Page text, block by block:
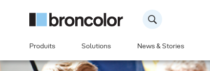
Produits Solutions News & Stories